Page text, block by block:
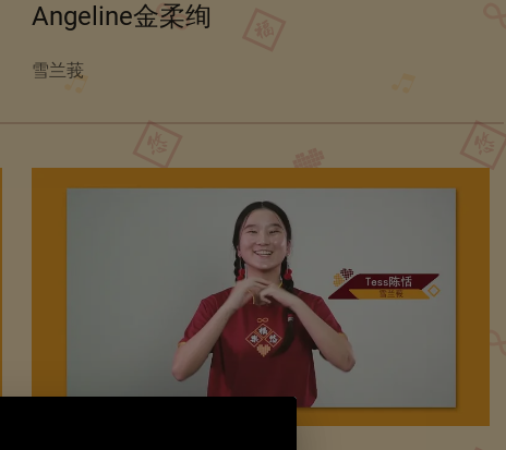
Angeline金柔绚
雪兰莪